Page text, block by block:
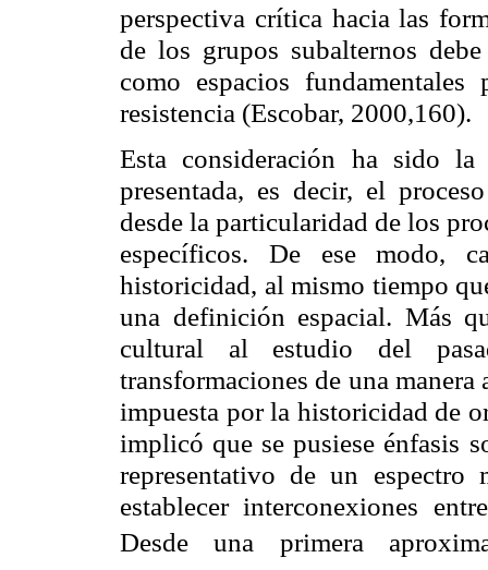
perspectiva crítica hacia las
de los grupos subalternos
como espacios
resistencia (Escobar, 2000,160).
Esta consideración ha sido
presentada, es decir, el
desde la particularidad de los
específicos. De ese modo,
historicidad, al mismo tiempo
una definición espacial. Más
cultural al estudio del
transformaciones de una
impuesta por la historicidad de
implicó que se pusiese énfasis
representativo de un espectro
establecer interconexiones
Desde una primera